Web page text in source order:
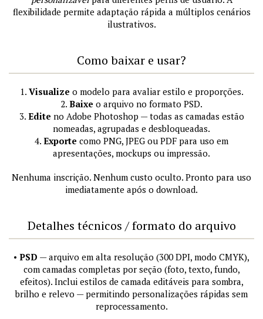
flexibilidade permite adaptação rápida a múltiplos cenários
ilustrativos.
Como baixar e usar?
1. Visualize o modelo para avaliar estilo e proporções.
2. Baixe o arquivo no formato PSD.
3. Edite no Adobe Photoshop — todas as camadas estão
nomeadas, agrupadas e desbloqueadas.
4. Exporte como PNG, JPEG ou PDF para uso em
apresentações, mockups ou impressão.
Nenhuma inscrição. Nenhum custo oculto. Pronto para uso
imediatamente após o download.
Detalhes técnicos / formato do arquivo
• PSD — arquivo em alta resolução (300 DPI, modo CMYK),
com camadas completas por seção (foto, texto, fundo,
efeitos). Inclui estilos de camada editáveis para sombra,
brilho e relevo — permitindo personalizações rápidas sem
reprocessamento.